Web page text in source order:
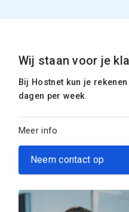
Wij staan voor je
Bij Hostnet kun je
dagen per week.
Meer info
Neem contact op